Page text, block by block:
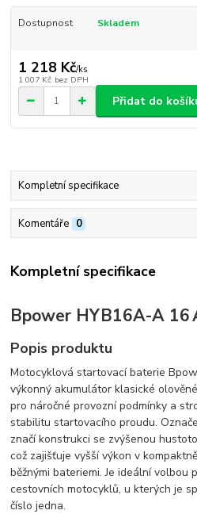
Dostupnost Skladem
1 218 Kč/ks
1 007 Kč bez DPH
Přidat do
Kompletní specifikace
Komentáře 0
Kompletní specifikace
Bpower HYB16A-A 16
Popis produktu
Motocyklová startovací baterie
výkonný akumulátor klasické
pro náročné provozní podmínky a
stabilitu startovacího proudu.
značí konstrukci se zvýšenou
což zajišťuje vyšší výkon v
běžnými bateriemi. Je ideální volbou
cestovních motocyklů, u kterých je
číslo jedna.